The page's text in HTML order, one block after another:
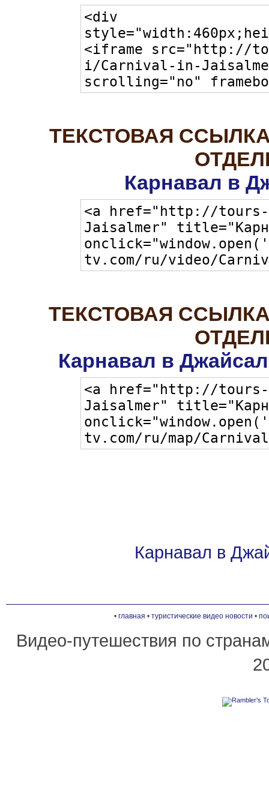
ТЕКСТОВАЯ
Карнавал в
ТЕКСТОВАЯ
Карнавал в
Карнавал в
• главная • туристические видео новости •
Видео-путешествия по